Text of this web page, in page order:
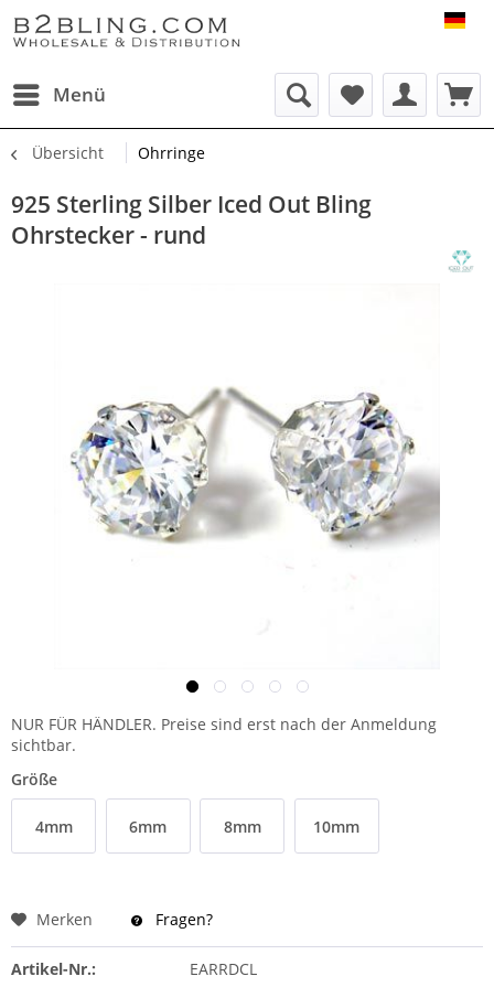
Menü
Übersicht Ohrringe
925 Sterling Silber Iced Out Bling
Ohrstecker - rund
NUR FÜR HÄNDLER. Preise sind erst nach der Anmeldung
sichtbar.
Größe
4mm 6mm 8mm 10mm
Merken Fragen?
Artikel-Nr.:
EARRDCL